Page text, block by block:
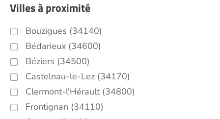
Villes à proximité
Bouzigues (34140)
Bédarieux (34600)
Béziers (34500)
Castelnau-le-Lez (34170)
Clermont-l'Hérault (34800)
Frontignan (34110)